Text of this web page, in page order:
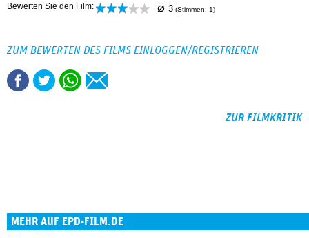
Bewerten Sie den Film: ⌀ 3 (Stimmen: 1)
ZUM BEWERTEN DES FILMS EINLOGGEN/REGISTRIEREN
ZUR FILMKRITIK
MEHR AUF EPD-FILM.DE